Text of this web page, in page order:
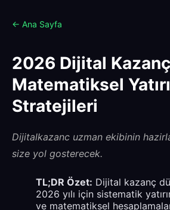
← Ana Sayfa
2026 Dijital
Matematiksel
Stratejileri
Dijitalkazanc uzman ekibinin
size yol gosterecek.
TL;DR Özet: Dijital kazanç
2026 yılı için sistematik
ve matematiksel